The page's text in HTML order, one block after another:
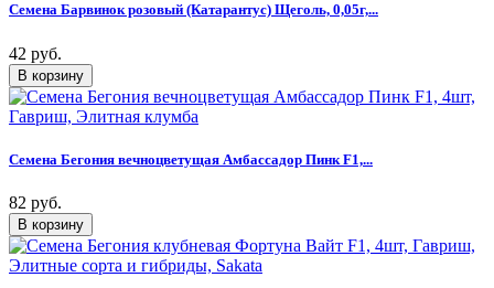
Семена Барвинок розовый (Катарантус) Щеголь, 0,05г,...
42 руб.
Семена Бегония вечноцветущая Амбассадор Пинк F1,...
82 руб.